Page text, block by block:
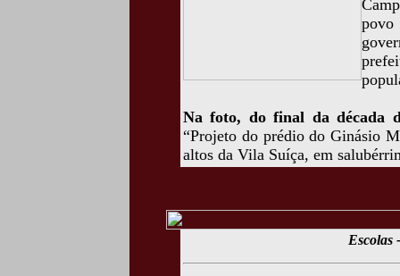
povo
Na foto, do final da década
“Projeto do prédio do Ginásio
altos da Vila Suíça, em
Escolas